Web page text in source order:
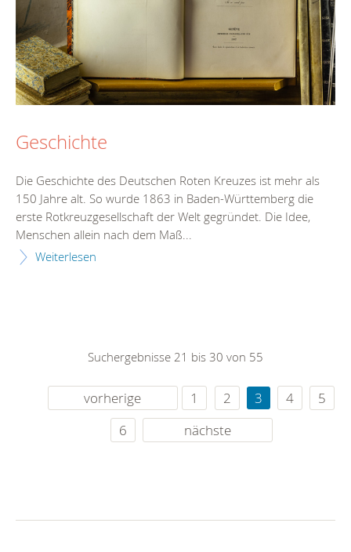
Geschichte
Die Geschichte des Deutschen Roten Kreuzes ist mehr als
150 Jahre alt. So wurde 1863 in Baden-Württemberg die
erste Rotkreuzgesellschaft der Welt gegründet. Die Idee,
Menschen allein nach dem Maß...
Weiterlesen
Suchergebnisse 21 bis 30 von 55
vorherige 1 2 3 4
5
6
nächste